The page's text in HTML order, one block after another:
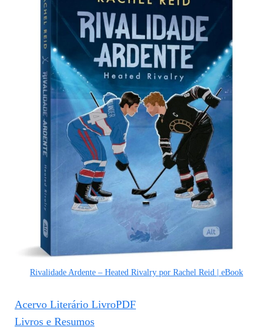
Rivalidade Ardente – Heated Rivalry por Rachel Reid | eBook
Acervo Literário LivroPDF
Livros e Resumos